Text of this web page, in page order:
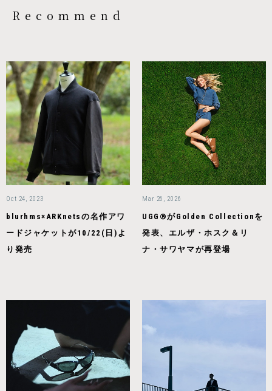
Recommend
Oct 24, 2023
blurhms×ARKnetsの名作アワ
ードジャケットが10/22(日)よ
り発売
Mar 26, 2026
UGG®がGolden Collectionを
発表、エルザ・ホスク＆リ
ナ・サワヤマが再登場